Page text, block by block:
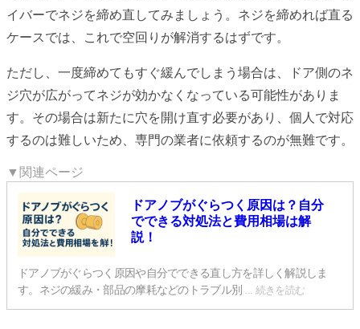
イバーでネジを締め直してみましょう。ネジを締めれば直る
ケースでは、これで空回りが解消するはずです。
ただし、一度締めてもすぐ緩んでしまう場合は、ドア側のネ
ジ穴が広がってネジが効かなくなっている可能性がありま
す。その場合は新たに穴を開け直す必要があり、個人で対応
するのは難しいため、専門の業者に依頼するのが無難です。
▼関連ページ
ドアノブがぐらつく原因は？自分
でできる対処法と費用相場は解
説！
ドアノブがぐらつく原因や自分でできる直し方を詳しく解説しま
す。ネジの緩み・部品の摩耗などのトラブル別
... 続きを読む